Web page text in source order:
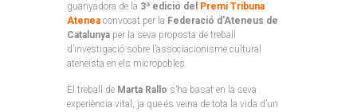
guanyadora de la 3ª edició del
Premi Tribuna
Atenea convocat per la Federació d’Ateneus de
Catalunya per la seva proposta de treball
d’investigació sobre l’associacionisme cultural
ateneista en els micropobles.
El treball de Marta Rallo s’ha basat en la seva
experiència vital, ja que és veïna de tota la vida d’un